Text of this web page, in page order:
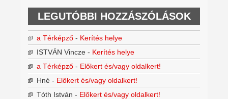
LEGUTÓBBI HOZZÁSZÓLÁSOK
a Térképző - Kerítés helye
ISTVÁN Vincze - Kerítés helye
a Térképző - Előkert és/vagy oldalkert!
Hné - Előkert és/vagy oldalkert!
Tóth István - Előkert és/vagy oldalkert!